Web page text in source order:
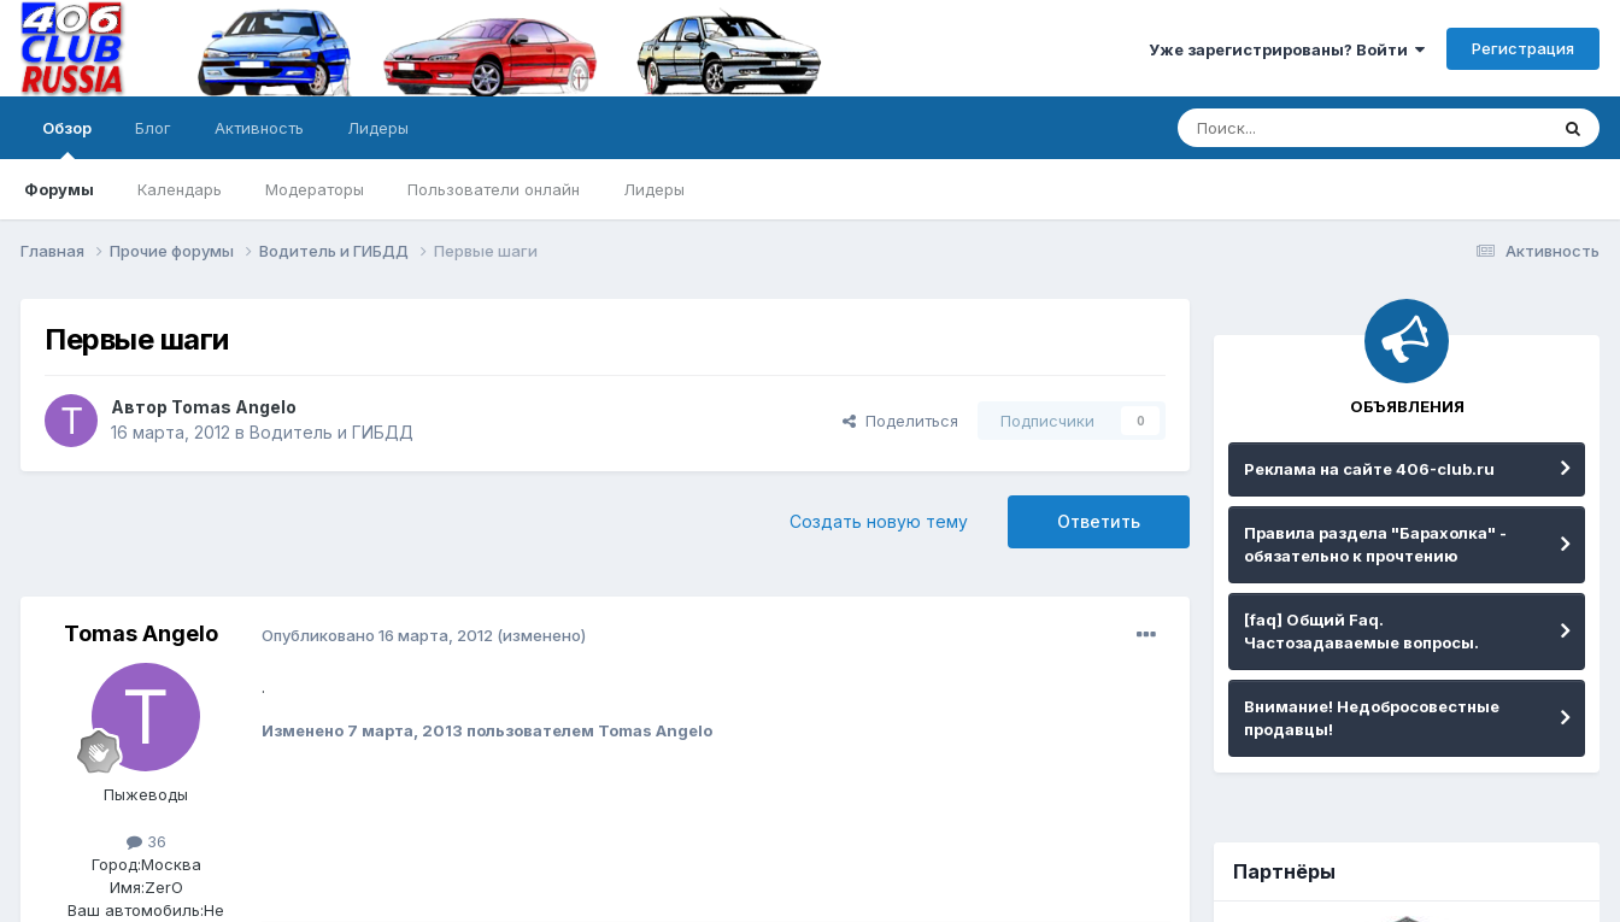
Уже зарегистрированы? Войти Регистрация
Обзор
Форумы Календарь Модераторы Пользователи онлайн Лидеры
Блог Активность Лидеры
Активность
Главная Прочие форумы Водитель и ГИБДД Первые шаги
Первые шаги
Автор Tomas Angelo
16 марта, 2012 в Водитель и ГИБДД
Поделиться Подписчики 0
Ответить
Создать новую тему
Tomas Angelo
Пыжеводы
36
Город:Москва
Имя:ZerO
Ваш автомобиль:Не
Опубликовано 16 марта, 2012 (изменено)
.
Изменено 7 марта, 2013 пользователем Tomas Angelo
ОБЪЯВЛЕНИЯ
Реклама на сайте 406-club.ru
Правила раздела "Барахолка" -
обязательно к прочтению
[faq] Общий Faq.
Частозадаваемые вопросы.
Внимание! Недобросовестные
продавцы!
Партнёры